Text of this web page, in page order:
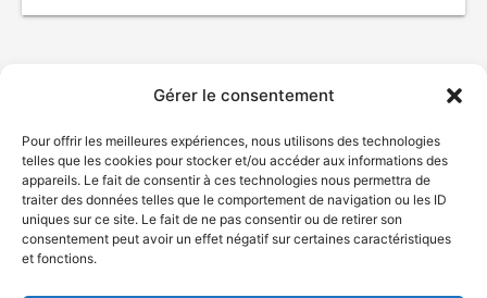
Gérer le consentement
Pour offrir les meilleures expériences, nous utilisons des technologies
telles que les cookies pour stocker et/ou accéder aux informations des
appareils. Le fait de consentir à ces technologies nous permettra de
traiter des données telles que le comportement de navigation ou les ID
uniques sur ce site. Le fait de ne pas consentir ou de retirer son
consentement peut avoir un effet négatif sur certaines caractéristiques
et fonctions.